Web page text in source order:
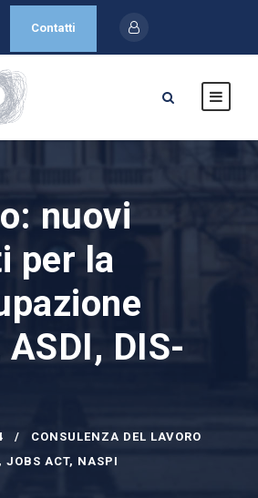
Contatti
nuovi
per la
DIS-
CONSULENZA DEL LAVORO
, JOBS ACT, NASPI